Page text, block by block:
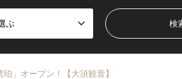
ぶ
」オープン！【大須観音】